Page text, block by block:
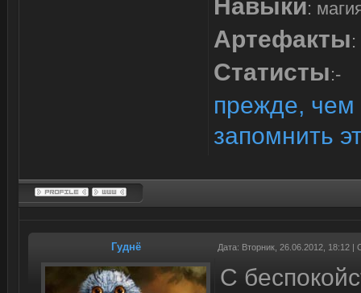
Навыки:
Артефакты
Статисты:-
прежде, чем
запомнить
Гуднё Дата: Вторник, 26.06.2012, 18:12
С